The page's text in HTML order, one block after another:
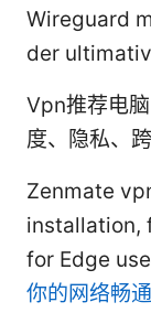
Wireguard
der
Vpn推荐电
度、隐私、
Zenmate
installation,
for Edge
你的网络畅